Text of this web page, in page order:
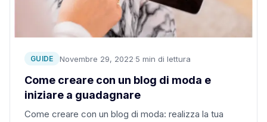
GUIDE Novembre 29, 2022·5 min di lettura
Come creare con un blog di moda e
iniziare a guadagnare
Come creare con un blog di moda: realizza la tua